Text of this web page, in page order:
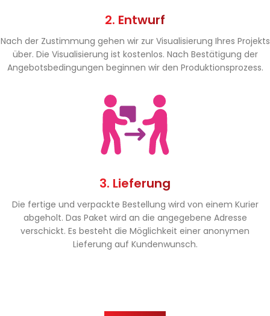
2. Entwurf
Nach der Zustimmung gehen wir zur Visualisierung Ihres Projekts
über. Die Visualisierung ist kostenlos. Nach Bestätigung der
Angebotsbedingungen beginnen wir den Produktionsprozess.
3. Lieferung
Die fertige und verpackte Bestellung wird von einem Kurier
abgeholt. Das Paket wird an die angegebene Adresse
verschickt. Es besteht die Möglichkeit einer anonymen
Lieferung auf Kundenwunsch.